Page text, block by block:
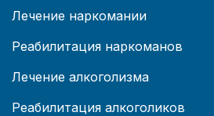
Лечение наркомании
Реабилитация наркоманов
Лечение алкоголизма
Реабилитация алкоголиков